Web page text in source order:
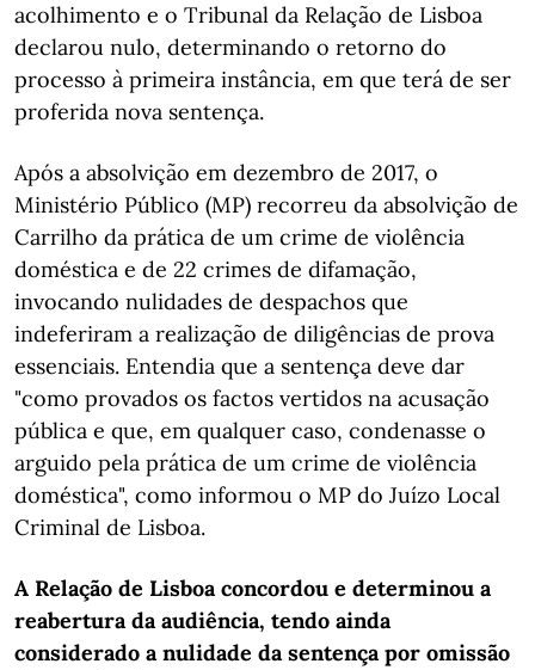
acolhimento e o Tribunal da Relação de Lisboa
declarou nulo, determinando o retorno do
processo à primeira instância, em que terá de ser
proferida nova sentença.
Após a absolvição em dezembro de 2017, o
Ministério Público (MP) recorreu da absolvição de
Carrilho da prática de um crime de violência
doméstica e de 22 crimes de difamação,
invocando nulidades de despachos que
indeferiram a realização de diligências de prova
essenciais. Entendia que a sentença deve dar
"como provados os factos vertidos na acusação
pública e que, em qualquer caso, condenasse o
arguido pela prática de um crime de violência
doméstica", como informou o MP do Juízo Local
Criminal de Lisboa.
A Relação de Lisboa concordou e determinou a
reabertura da audiência, tendo ainda
considerado a nulidade da sentença por omissão